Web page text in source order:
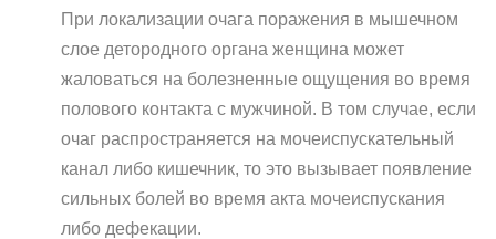
При локализации очага поражения в мышечном
слое детородного органа женщина может
жаловаться на болезненные ощущения во время
полового контакта с мужчиной. В том случае, если
очаг распространяется на мочеиспускательный
канал либо кишечник, то это вызывает появление
сильных болей во время акта мочеиспускания
либо дефекации.